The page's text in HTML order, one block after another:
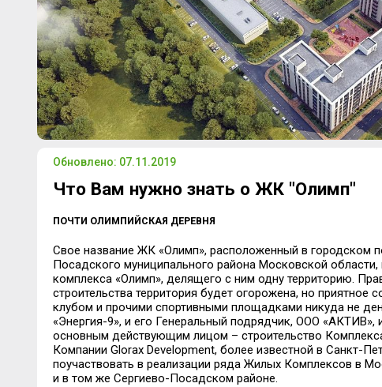
Обновлено: 07.11.2019
Что Вам нужно знать о ЖК "Олимп"
ПОЧТИ ОЛИМПИЙСКАЯ ДЕРЕВНЯ
Свое название ЖК «Олимп», расположенный в городском
Посадского муниципального района Московской области,
комплекса «Олимп», делящего с ним одну территорию.
строительства территория будет огорожена, но приятное
клубом и прочими спортивными площадками никуда не
«Энергия-9», и его Генеральный подрядчик, ООО
основным действующим лицом – строительство
Компании Glorax Development, более известной в Санкт-
поучаствовать в реализации ряда Жилых Комплексов в
и в том же Сергиево-Посадском районе.